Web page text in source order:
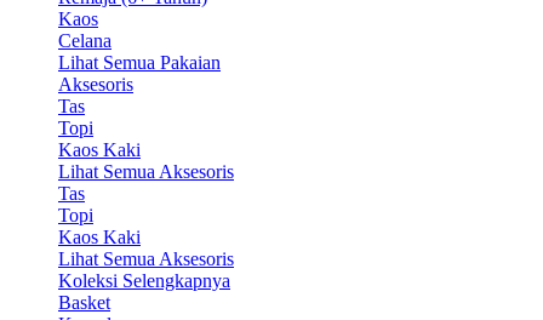
Kaos
Celana
Lihat Semua Pakaian
Aksesoris
Tas
Topi
Kaos Kaki
Lihat Semua Aksesoris
Tas
Topi
Kaos Kaki
Lihat Semua Aksesoris
Koleksi Selengkapnya
Basket